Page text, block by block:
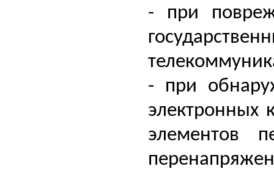
- при
- при
электронных
элементов